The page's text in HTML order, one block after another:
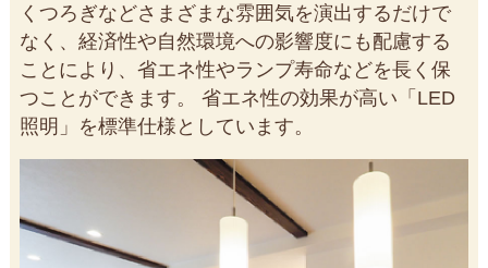
くつろぎなどさまざまな雰囲気を演出するだけで
なく、経済性や自然環境への影響度にも配慮する
ことにより、省エネ性やランプ寿命などを長く保
つことができます。 省エネ性の効果が高い「LED
照明」を標準仕様としています。